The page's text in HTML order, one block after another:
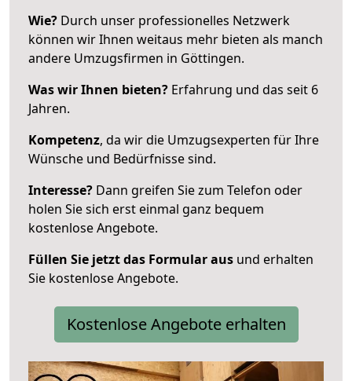
Wie? Durch unser professionelles Netzwerk
können wir Ihnen weitaus mehr bieten als manch
andere Umzugsfirmen in Göttingen.
Was wir Ihnen bieten? Erfahrung und das seit 6
Jahren.
Kompetenz, da wir die Umzugsexperten für Ihre
Wünsche und Bedürfnisse sind.
Interesse? Dann greifen Sie zum Telefon oder
holen Sie sich erst einmal ganz bequem
kostenlose Angebote.
Füllen Sie jetzt das Formular aus und erhalten
Sie kostenlose Angebote.
Kostenlose Angebote erhalten